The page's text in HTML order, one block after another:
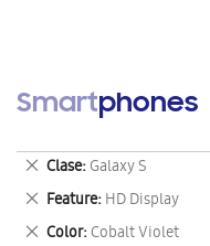
Smartphones
Clase Galaxy S
Eliminar
este
artículo
Feature HD Display
Eliminar
este
Color Cobalt Violet
Eliminar